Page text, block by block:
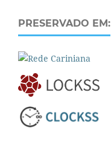
PRESERVADO EM: